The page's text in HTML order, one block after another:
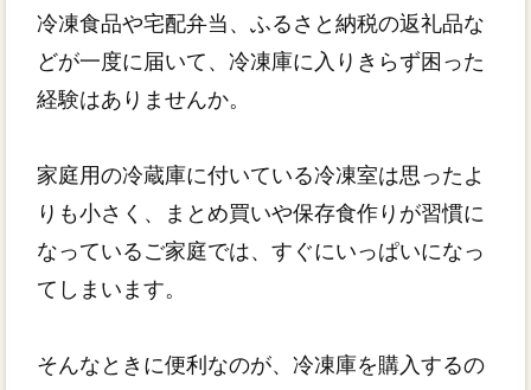
冷凍食品や宅配弁当、ふるさと納税の返礼品な
どが一度に届いて、冷凍庫に入りきらず困った
経験はありませんか。
家庭用の冷蔵庫に付いている冷凍室は思ったよ
りも小さく、まとめ買いや保存食作りが習慣に
なっているご家庭では、すぐにいっぱいになっ
てしまいます。
そんなときに便利なのが、冷凍庫を購入するの